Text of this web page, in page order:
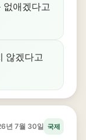
없애겠다고
않겠다고
년 7월 30일 국제